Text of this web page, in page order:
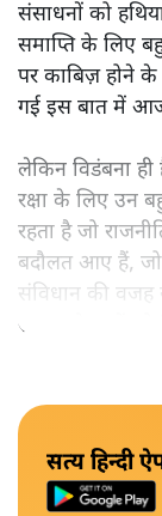
संसाधनों को
समाप्ति के लिए
पर काबिज़ होने के
गई इस बात में आज
लेकिन विडंबना
रक्षा के लिए उन
रहता है जो
बदौलत आए हैं, जो
संविधान की
समाज के मुद्दों
सत्य हिन्दी